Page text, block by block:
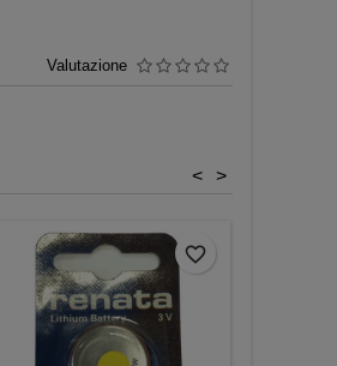
Valutazione
>
<
favorite_border